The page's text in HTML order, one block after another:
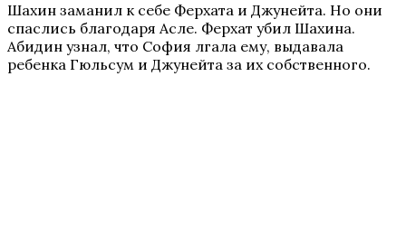
Шахин заманил к себе Ферхата и Джунейта. Но они
спаслись благодаря Асле. Ферхат убил Шахина.
Абидин узнал, что София лгала ему, выдавала
ребенка Гюльсум и Джунейта за их собственного.